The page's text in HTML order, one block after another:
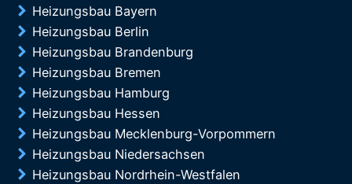
Heizungsbau Bayern
Heizungsbau Berlin
Heizungsbau Brandenburg
Heizungsbau Bremen
Heizungsbau Hamburg
Heizungsbau Hessen
Heizungsbau Mecklenburg-Vorpommern
Heizungsbau Niedersachsen
Heizungsbau Nordrhein-Westfalen